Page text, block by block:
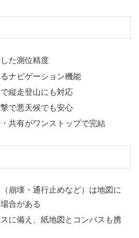
た測位精度
ナビゲーション機能
縦走登山にも対応
で悪天候でも安心
共有がワンストップで完結
崩壊・通行止めなど）は地図に
合がある
に備え、紙地図とコンパスも携